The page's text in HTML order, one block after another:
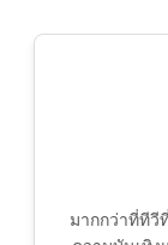
มากกว่าที่ทีวี